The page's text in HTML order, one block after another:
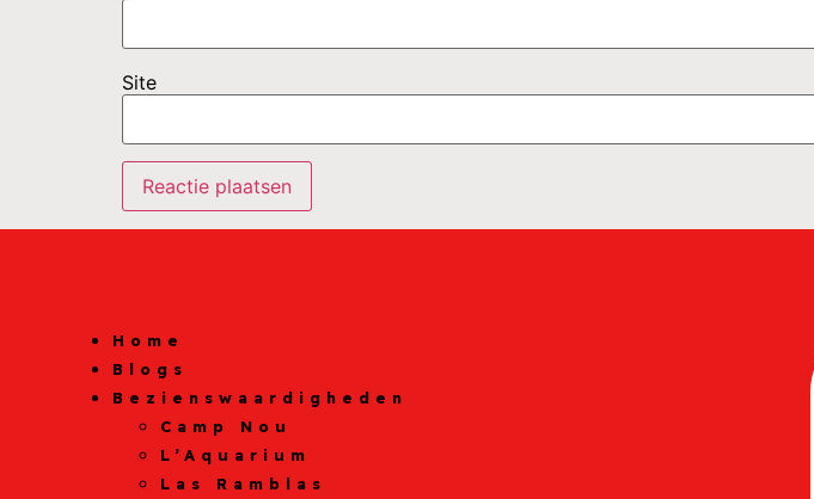
Site
Home
Blogs
Bezienswaardigheden
Camp Nou
L’Aquarium
Las Ramblas